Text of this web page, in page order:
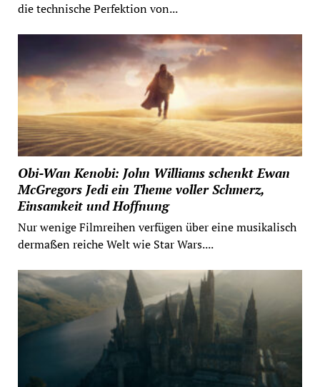
die technische Perfektion von...
Obi-Wan Kenobi: John Williams schenkt Ewan
McGregors Jedi ein Theme voller Schmerz,
Einsamkeit und Hoffnung
Nur wenige Filmreihen verfügen über eine musikalisch
dermaßen reiche Welt wie Star Wars....